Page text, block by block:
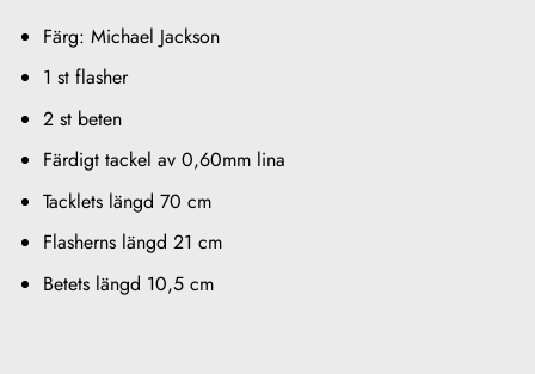
Färg: Michael Jackson
1 st flasher
2 st beten
Färdigt tackel av 0,60mm lina
Tacklets längd 70 cm
Flasherns längd 21 cm
Betets längd 10,5 cm